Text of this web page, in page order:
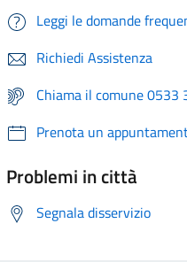
Leggi le domande
Richiedi Assistenza
Chiama il comune 0533
Prenota un
Problemi in città
Segnala disservizio